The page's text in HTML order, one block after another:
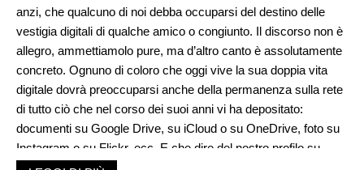
anzi, che qualcuno di noi debba occuparsi del destino delle
vestigia digitali di qualche amico o congiunto. Il discorso non è
allegro, ammettiamolo pure, ma d’altro canto è assolutamente
concreto. Ognuno di coloro che oggi vive la sua doppia vita
digitale dovrà preoccuparsi anche della permanenza sulla rete
di tutto ciò che nel corso dei suoi anni vi ha depositato:
documenti su Google Drive, su iCloud o su OneDrive, foto su
Instagram o su Flickr, ecc. E che dire del nostro profilo su
Facebook, in cui per anni abbiamo accumulato immagini,